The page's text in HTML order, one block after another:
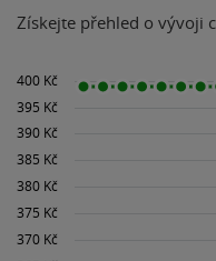
Získejte přehled o vývoji